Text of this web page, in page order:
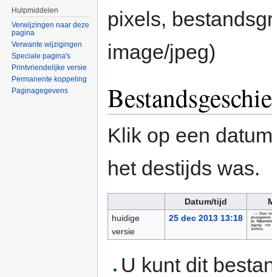
pixels,
image/jpeg)
Klik op een
het destijds was.
Datum/tijd
huidige
versie
25 dec 2013 13:18
U kunt dit
Hulpmiddelen
Verwijzingen naar deze
pagina
Verwante wijzigingen
Speciale pagina's
Printvriendelijke versie
Permanente koppeling
Paginagegevens